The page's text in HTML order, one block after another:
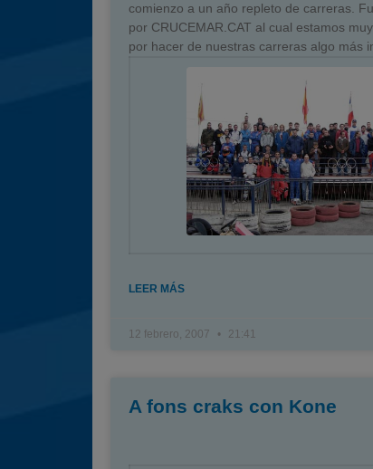
comienzo a un año repleto de carreras.
por CRUCEMAR.CAT al cual estamos
por hacer de nuestras carreras algo más
LEER MÁS
12 febrero, 2007 21:41
A fons craks con Kone